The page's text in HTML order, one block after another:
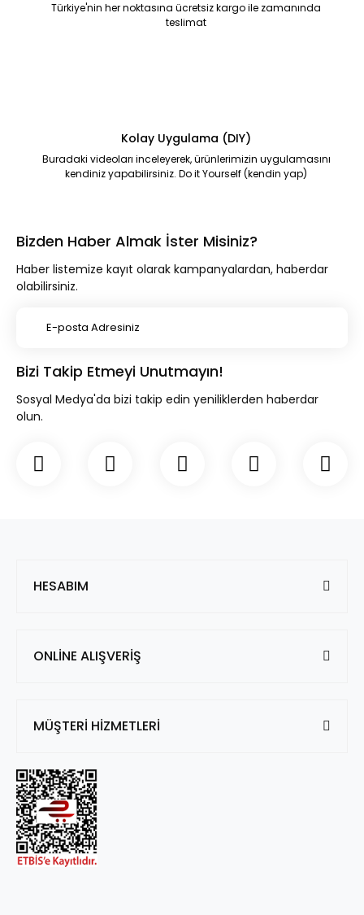
Türkiye'nin her noktasına ücretsiz kargo ile zamanında
teslimat
Kolay Uygulama (DIY)
Buradaki videoları inceleyerek, ürünlerimizin uygulamasını
kendiniz yapabilirsiniz. Do it Yourself (kendin yap)
Bizden Haber Almak İster Misiniz?
Haber listemize kayıt olarak kampanyalardan, haberdar
olabilirsiniz.
Bizi Takip Etmeyi Unutmayın!
Sosyal Medya'da bizi takip edin yeniliklerden haberdar
olun.
HESABIM
ONLİNE ALIŞVERİŞ
MÜŞTERİ HİZMETLERİ